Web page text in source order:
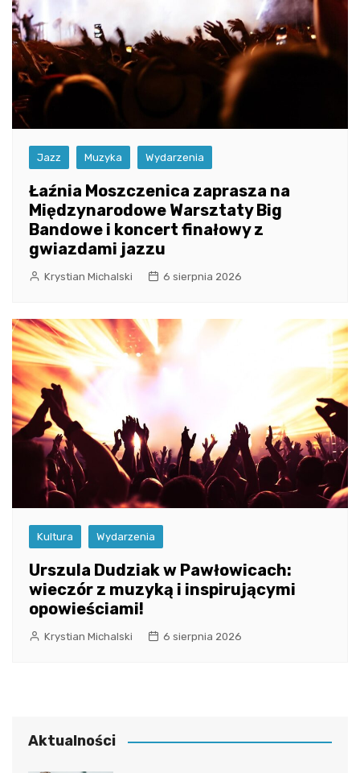
Jazz Muzyka Wydarzenia
Łaźnia Moszczenica zaprasza na
Międzynarodowe Warsztaty Big
Bandowe i koncert finałowy z
gwiazdami jazzu
Krystian Michalski 6 sierpnia 2026
Kultura Wydarzenia
Urszula Dudziak w Pawłowicach:
wieczór z muzyką i inspirującymi
opowieściami!
Krystian Michalski 6 sierpnia 2026
Aktualności